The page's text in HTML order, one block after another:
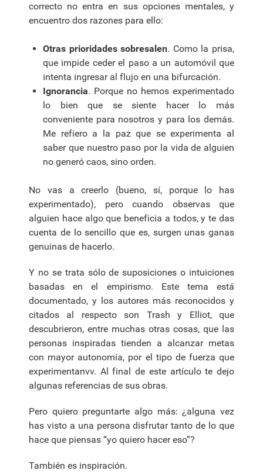
correcto no entra en sus opciones mentales, y
encuentro dos razones para ello:
Otras prioridades sobresalen. Como la prisa,
que impide ceder el paso a un automóvil que
intenta ingresar al flujo en una bifurcación.
Ignorancia. Porque no hemos experimentado
lo bien que se siente hacer lo más
conveniente para nosotros y para los demás.
Me refiero a la paz que se experimenta al
saber que nuestro paso por la vida de alguien
no generó caos, sino orden.
No vas a creerlo (bueno, sí, porque lo has
experimentado), pero cuando observas que
alguien hace algo que beneficia a todos, y te das
cuenta de lo sencillo que es, surgen unas ganas
genuinas de hacerlo.
Y no se trata sólo de suposiciones o intuiciones
basadas en el empirismo. Este tema está
documentado, y los autores más reconocidos y
citados al respecto son Trash y Elliot, que
descubrieron, entre muchas otras cosas, que las
personas inspiradas tienden a alcanzar metas
con mayor autonomía, por el tipo de fuerza que
experimentanvv. Al final de este artículo te dejo
algunas referencias de sus obras.
Pero quiero preguntarte algo más: ¿alguna vez
has visto a una persona disfrutar tanto de lo que
hace que piensas “yo quiero hacer eso”?
También es inspiración.